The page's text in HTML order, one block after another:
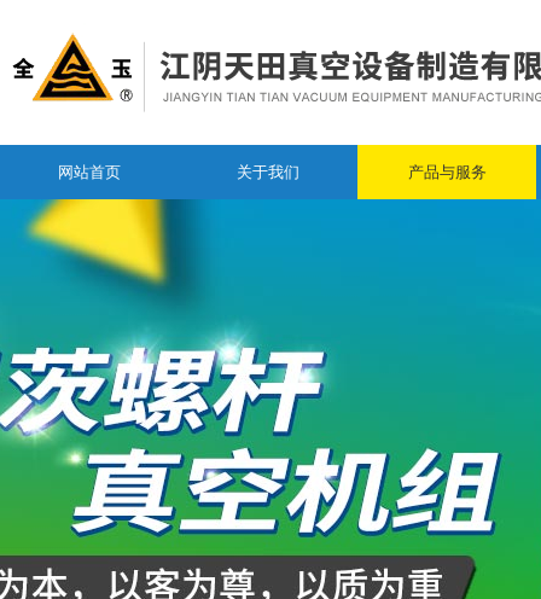
网站首页 关于我们 产品与服务